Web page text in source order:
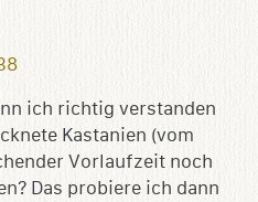
ich richtig verstanden
Kastanien (vom
Vorlaufzeit noch
Das probiere ich dann